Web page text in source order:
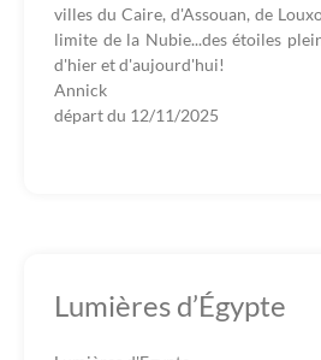
villes du Caire, d'Assouan, de
limite de la Nubie...des étoiles
d'hier et d'aujourd'hui!
Annick
départ du 12/11/2025
Lumières d’Égypte